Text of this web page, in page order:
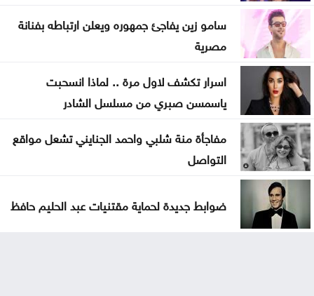
سامو زين يفاجئ جمهوره ويعلن ارتباطه بفنانة
مصرية
اسرار تكشف لاول مرة .. لماذا انسحبت
ياسمسن صبري من مسلسل الشادر
مفاجأة منة شلبي واحمد الجنايني تشعل مواقع
التواصل
ضوابط جديدة لحماية مقتنيات عبد الحليم حافظ